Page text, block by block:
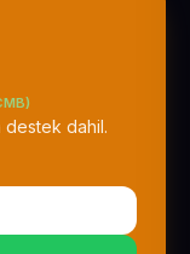
destek dahil.